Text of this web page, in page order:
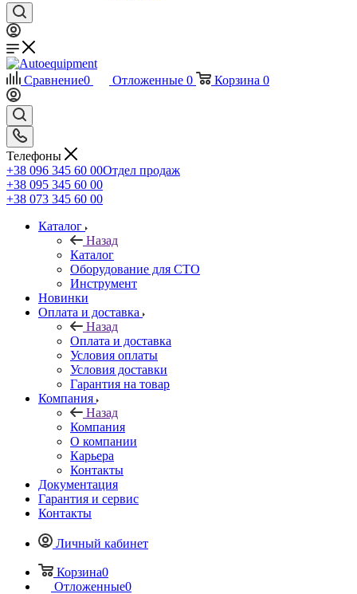
Сравнение0 Отложенные 0 Корзина 0
Телефоны
+38 096 345 60 00Отдел продаж
+38 095 345 60 00
+38 073 345 60 00
Каталог
Назад
Каталог
Оборудование для СТО
Инструмент
Новинки
Оплата и доставка
Назад
Оплата и доставка
Условия оплаты
Условия доставки
Гарантия на товар
Компания
Назад
Компания
О компании
Карьера
Контакты
Документация
Гарантия и сервис
Контакты
Личный кабинет
Корзина0
Отложенные0